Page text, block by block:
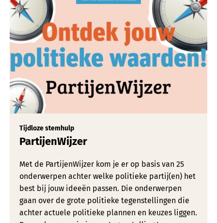
Tijdloze stemhulp
PartijenWijzer
Met de PartijenWijzer kom je er op basis van 25
onderwerpen achter welke politieke partij(en) het
best bij jouw ideeën passen. Die onderwerpen
gaan over de grote politieke tegenstellingen die
achter actuele politieke plannen en keuzes liggen.